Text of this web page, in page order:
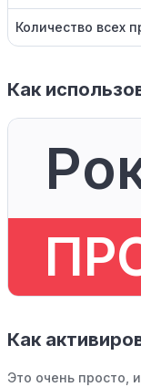
Количество всех
Как
Как
Это очень просто,